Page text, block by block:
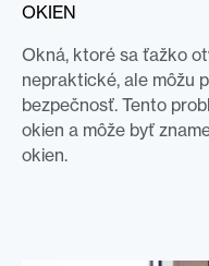
OKIEN
Okná, ktoré sa ťažko
nepraktické, ale môžu
bezpečnosť. Tento
okien a môže byť
okien.